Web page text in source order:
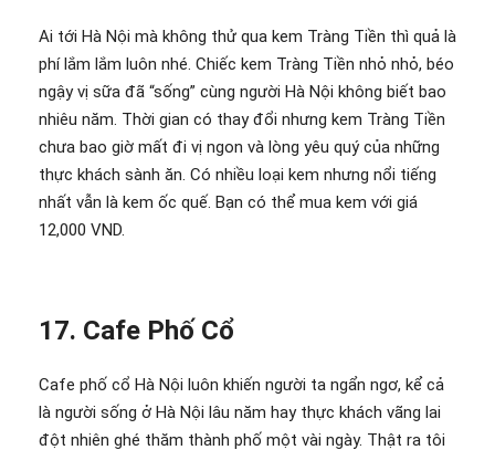
Ai tới Hà Nội mà không thử qua kem Tràng Tiền thì quả là
phí lắm lắm luôn nhé. Chiếc kem Tràng Tiền nhỏ nhỏ, béo
ngậy vị sữa đã “sống” cùng người Hà Nội không biết bao
nhiêu năm. Thời gian có thay đổi nhưng kem Tràng Tiền
chưa bao giờ mất đi vị ngon và lòng yêu quý của những
thực khách sành ăn. Có nhiều loại kem nhưng nổi tiếng
nhất vẫn là kem ốc quế. Bạn có thể mua kem với giá
12,000 VND.
17. Cafe Phố Cổ
Cafe phố cổ Hà Nội luôn khiến người ta ngẩn ngơ, kể cả
là người sống ở Hà Nội lâu năm hay thực khách vãng lai
đột nhiên ghé thăm thành phố một vài ngày. Thật ra tôi